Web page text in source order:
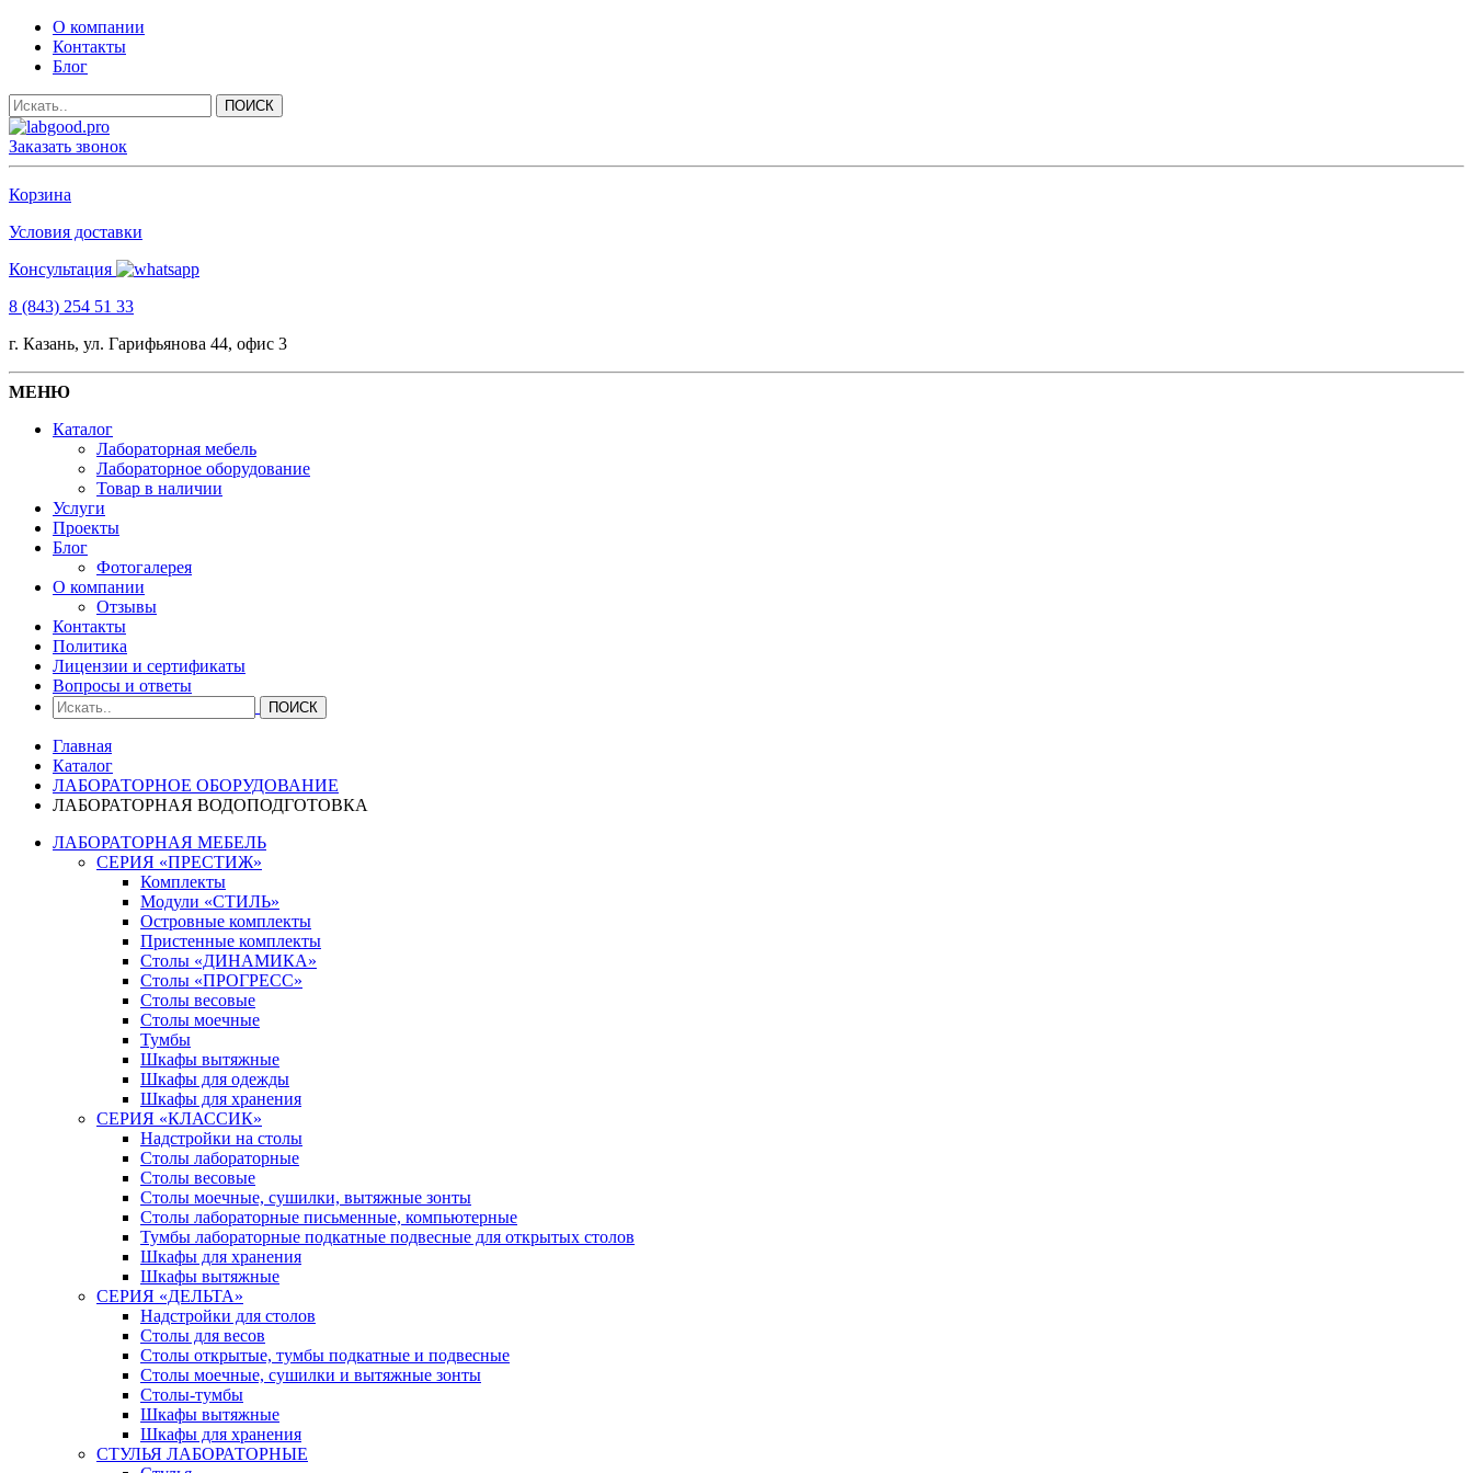
О компании
Контакты
Блог
Заказать звонок
Корзина
Условия доставки
Консультация
8 (843) 254 51 33
г. Казань, ул. Гарифьянова 44, офис 3
МЕНЮ
Каталог
Лабораторная мебель
Лабораторное оборудование
Товар в наличии
Услуги
Проекты
Блог
Фотогалерея
О компании
Отзывы
Контакты
Политика
Лицензии и сертификаты
Вопросы и ответы
Главная
Каталог
ЛАБОРАТОРНОЕ ОБОРУДОВАНИЕ
ЛАБОРАТОРНАЯ ВОДОПОДГОТОВКА
ЛАБОРАТОРНАЯ МЕБЕЛЬ
СЕРИЯ «ПРЕСТИЖ»
Комплекты
Модули «СТИЛЬ»
Островные комплекты
Пристенные комплекты
Столы «ДИНАМИКА»
Столы «ПРОГРЕСС»
Столы весовые
Столы моечные
Тумбы
Шкафы вытяжные
Шкафы для одежды
Шкафы для хранения
СЕРИЯ «КЛАССИК»
Надстройки на столы
Столы лабораторные
Столы весовые
Столы моечные, сушилки, вытяжные зонты
Столы лабораторные письменные, компьютерные
Тумбы лабораторные подкатные подвесные для открытых столов
Шкафы для хранения
Шкафы вытяжные
СЕРИЯ «ДЕЛЬТА»
Надстройки для столов
Столы для весов
Столы открытые, тумбы подкатные и подвесные
Столы моечные, сушилки и вытяжные зонты
Столы-тумбы
Шкафы вытяжные
Шкафы для хранения
СТУЛЬЯ ЛАБОРАТОРНЫЕ